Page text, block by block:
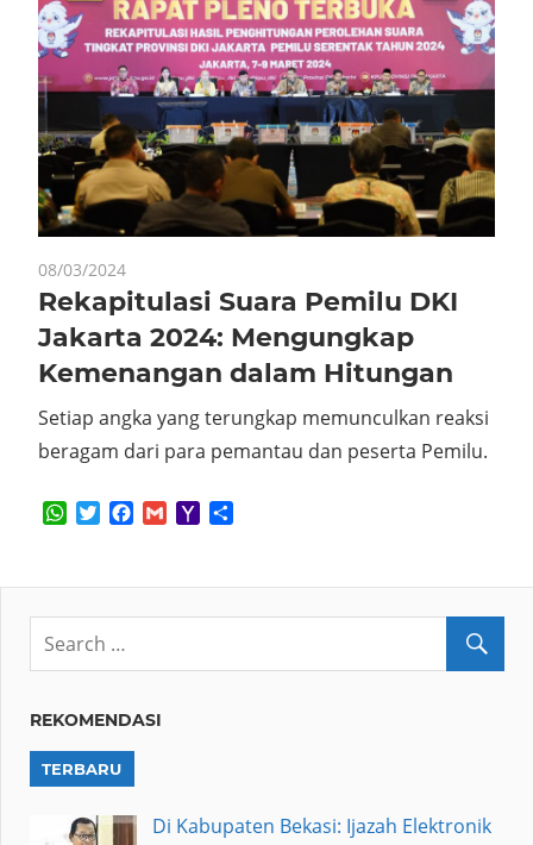
08/03/2024
Rekapitulasi Suara Pemilu DKI
Jakarta 2024: Mengungkap
Kemenangan dalam Hitungan
Setiap angka yang terungkap memunculkan reaksi
beragam dari para pemantau dan peserta Pemilu.
WhatsApp
TwitterFacebook
GmailYahoo
REKOMENDASI
TERBARU
Di Kabupaten Bekasi: Ijazah Elektronik